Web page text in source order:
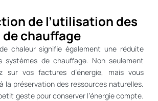
de l’utilisation des
chauffage
chaleur signifie également une réduite
systèmes de chauffage. Non seulement
sur vos factures d’énergie, mais vous
la préservation des ressources naturelles.
geste pour conserver l’énergie compte.